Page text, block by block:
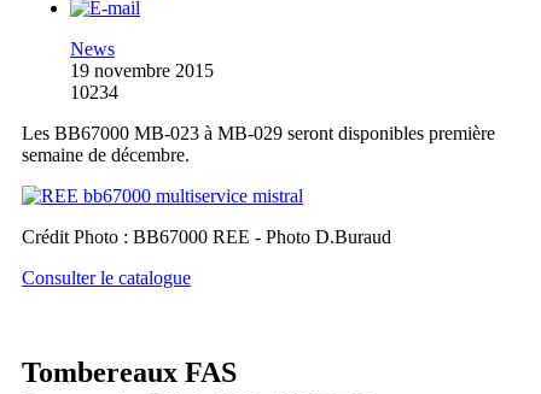
News
19 novembre 2015
10234
Les BB67000 MB-023 à MB-029 seront disponibles première
semaine de décembre.
Crédit Photo : BB67000 REE - Photo D.Buraud
Consulter le catalogue
Tombereaux FAS